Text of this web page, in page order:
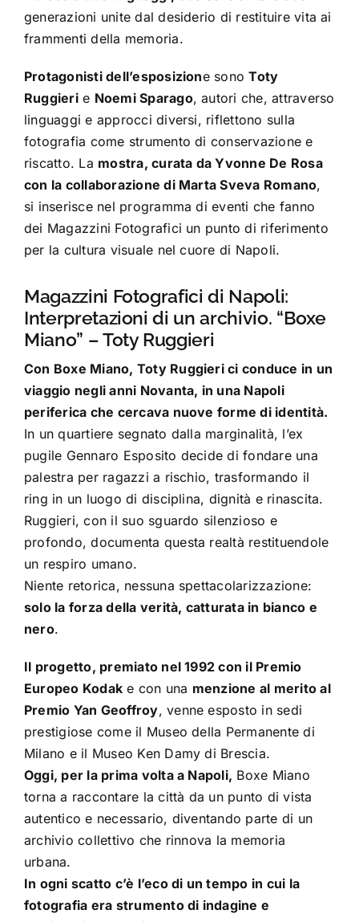
generazioni unite dal desiderio di restituire vita ai
frammenti della memoria.
Protagonisti dell’esposizione sonoToty
Ruggierie Noemi Sparago, autori che, attraverso
linguaggi e approcci diversi, riflettono sulla
fotografia come strumento di conservazione e
riscatto. La mostra, curata da Yvonne De Rosa
con la collaborazione di Marta Sveva Romano,
si inserisce nel programma di eventi che fanno
dei Magazzini Fotografici un punto di riferimento
per la cultura visuale nel cuore di Napoli.
Magazzini Fotografici di Napoli:
Interpretazioni di un archivio. “Boxe
Miano” – Toty Ruggieri
Con Boxe Miano, Toty Ruggieri ci conduce in un
viaggio negli anni Novanta, in una Napoli
periferica che cercava nuove forme di identità.
In un quartiere segnato dalla marginalità, l’ex
pugile Gennaro Esposito decide di fondare una
palestra per ragazzi a rischio, trasformando il
ring in un luogo di disciplina, dignità e rinascita.
Ruggieri, con il suo sguardo silenzioso e
profondo, documenta questa realtà restituendole
un respiro umano.
Niente retorica, nessuna spettacolarizzazione:
solo la forza della verità, catturata in bianco e
nero.
Il progetto, premiato nel 1992 con il Premio
Europeo Kodak e con una menzione al merito al
Premio Yan Geoffroy, venne esposto in sedi
prestigiose come il Museo della Permanente di
Milano e il Museo Ken Damy di Brescia.
Oggi, per la prima volta a Napoli, Boxe Miano
torna a raccontare la città da un punto di vista
autentico e necessario, diventando parte di un
archivio collettivo che rinnova la memoria
urbana.
In ogni scatto c’è l’eco di un tempo in cui la
fotografia era strumento di indagine e